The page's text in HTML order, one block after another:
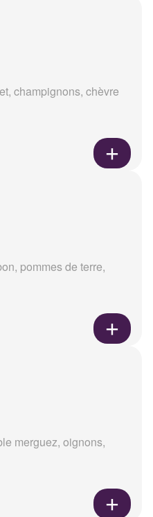
champignons, chèvre
pommes de terre,
merguez, oignons,